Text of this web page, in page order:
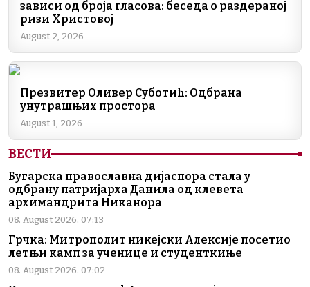
o
o
k
n
m
p
n
зависи од броја гласова: беседа о раздераној
ризи Христовој
August 2, 2026
Презвитер Оливер Суботић: Одбрана
унутрашњих простора
August 1, 2026
ВЕСТИ
Бугарска православна дијаспора стала у
одбрану патријарха Данила од клевета
архимандрита Никанора
08. August 2026. 07:13
Грчка: Митрополит никејски Алексије посетио
летњи камп за ученице и студенткиње
08. August 2026. 07:02